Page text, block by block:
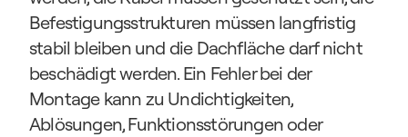
Befestigungsstrukturen müssen langfristig
stabil bleiben und die Dachfläche darf nicht
beschädigt werden. Ein Fehler bei der
Montage kann zu Undichtigkeiten,
Ablösungen, Funktionsstörungen oder